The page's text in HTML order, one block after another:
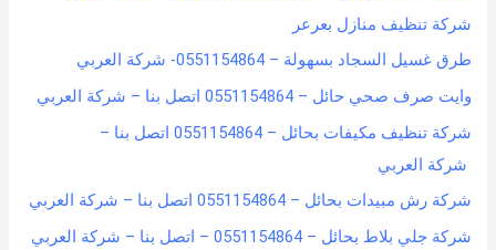
شركة تنظيف منازل بعرعر
طرق غسيل السجاد بسهولة – 0551154864- شركة العربي
وايت صرف صحي حائل – 0551154864 اتصل بنا – شركة العربي
شركة تنظيف مكيفات بحائل – 0551154864 اتصل بنا –
شركة العربي
شركة رش مبيدات بحائل – 0551154864 اتصل بنا – شركة العربي
شركة جلي بلاط بحائل – 0551154864 – اتصل بنا – شركة العربي